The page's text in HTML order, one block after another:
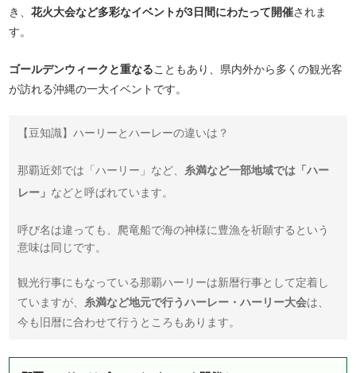
き、花火大会など多彩なイベントが3日間にわたって開催されま
す。
ゴールデンウィークと重なることもあり、県内外から多くの観光客
が訪れる沖縄の一大イベントです。
【豆知識】ハーリーとハーレーの違いは？
那覇近郊では「ハーリー」など、糸満など一部地域では「ハー
レー」 などと呼ばれています。
呼び名は違っても、爬竜船で海の神様に豊漁を祈願するという
意味は同じです。
観光行事にもなっている那覇ハーリーは新暦行事として定着し
ていますが、糸満など地元で行うハーレー・ハーリー大会は、
今も旧暦に合わせて行うところもあります。